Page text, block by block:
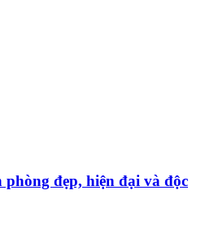
đẹp, hiện đại và độc